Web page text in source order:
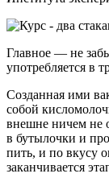
Главное — не
употребляется в
Созданная ими
собой
внешне ничем не
в бутылочки и
пить, и по вкусу
заканчивается